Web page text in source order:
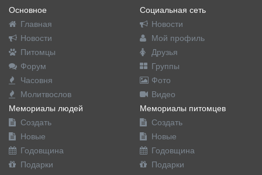
Основное
Главная
Новости
Питомцы
Форум
Часовня
Молитвослов
Социальная сеть
Новости
Мой профиль
Друзья
Группы
Фото
Видео
Мемориалы людей
Создать
Новые
Годовщина
Подарки
Мемориалы питомцев
Создать
Новые
Годовщина
Подарки